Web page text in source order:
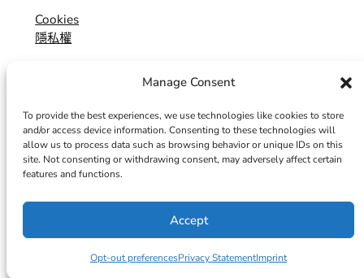
Manage Consent
To provide the best experiences, we use technologies like cookies to store
and/or access device information. Consenting to these technologies will
allow us to process data such as browsing behavior or unique IDs on this
site. Not consenting or withdrawing consent, may adversely affect certain
features and functions.
Accept
Opt-out preferencesPrivacy StatementImprint
Cookies
隱私權